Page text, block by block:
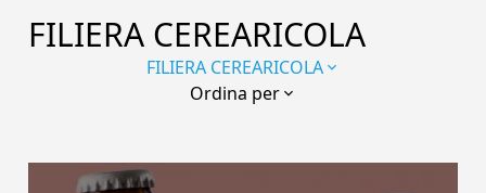
FILIERA CEREARICOLA
FILIERA CEREARICOLA
Ordina per